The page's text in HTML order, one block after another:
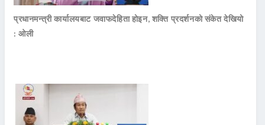
प्रधानमन्त्री कार्यालयबाट जवाफदेहिता होइन, शक्ति प्रदर्शनको संकेत देखियो
: ओली